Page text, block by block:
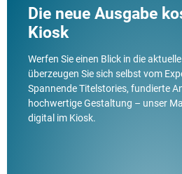
Die neue Ausgabe
Kiosk
Werfen Sie einen Blick in die
überzeugen Sie sich selbst vom
Spannende Titelstories, fundierte
hochwertige Gestaltung – unser
digital im Kiosk.